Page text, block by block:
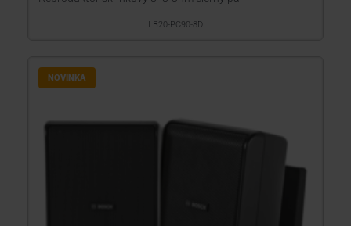
LB20-PC90-8D
NOVINKA